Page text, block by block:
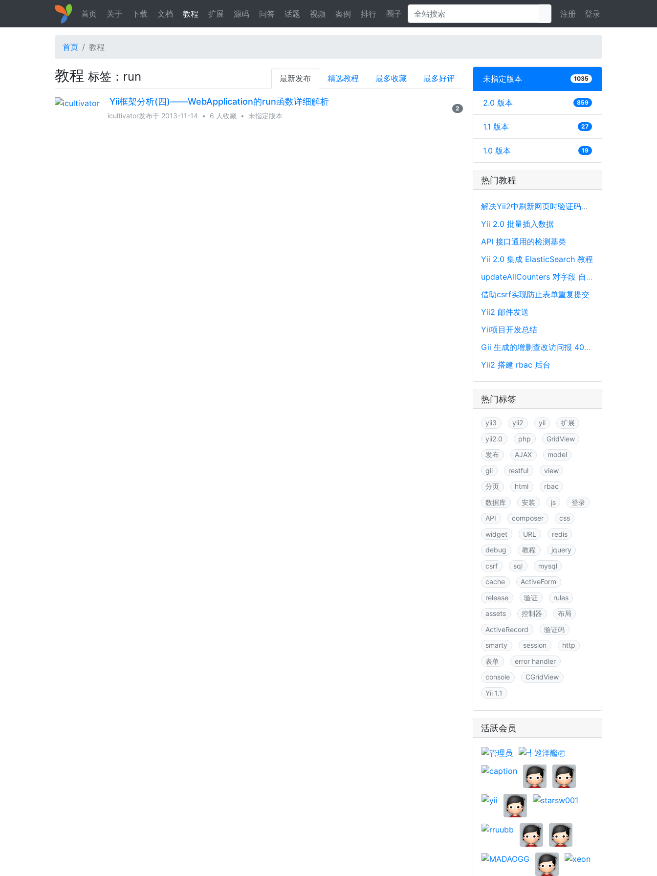
首页 关于 下载 文档 教程 扩展 源码 问答 话题 视频 案例 排行 圈子 注册 登录
首页 教程
教程 标签：run 最新发布 精选教程 最多收藏 最多好评
Yii框架分析(四)——WebApplication的run函数详细解析
icultivator发布于 2013-11-14 • 6 人收藏 • 未指定版本
2
未指定版本 1035
2.0 版本 859
1.1 版本 27
1.0 版本 19
热门教程
解决Yii2中刷新网页时验证码不刷新的问题
Yii 2.0 批量插入数据
API 接口通用的检测基类
Yii 2.0 集成 ElasticSearch 教程
updateAllCounters 对字段 自动加一 或 减一
借助csrf实现防止表单重复提交
Yii2 邮件发送
Yii项目开发总结
Gii 生成的增删查改访问报 404 错误解决方法
Yii2 搭建 rbac 后台
热门标签
yii3 yii2 yii
扩展
yii2.0
php
GridView
发布
AJAX
model
gii
restful
view
分页
html
rbac
数据库
安装 js
登录
API
composer
css
widget
URL
redis
debug
教程
jquery
csrf
sql
mysql
cache
ActiveForm
release
验证
rules
assets
控制器
布局
ActiveRecord
验证码
smarty
session
http
表单
error handler
console
CGridView
Yii 1.1
活跃会员